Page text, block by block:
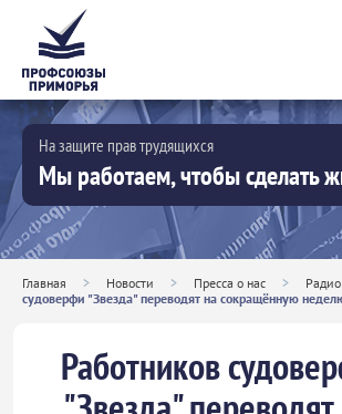
На защите прав трудящихся
Мы работаем, чтобы сделать
Главная > Новости > Пресса о нас > Радио
судоверфи "Звезда" переводят на сокращённую
Работников